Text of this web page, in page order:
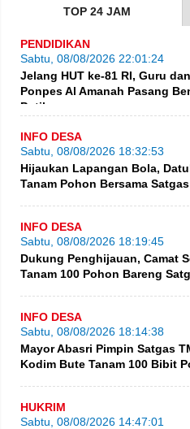
TOP 24 JAM
PENDIDIKAN
Sabtu, 08/08/2026 22:01:24
Jelang HUT ke-81 RI, Guru
Ponpes Al Amanah Pasang
Putih
INFO DESA
Sabtu, 08/08/2026 18:32:53
Hijaukan Lapangan Bola,
Tanam Pohon Bersama
INFO DESA
Sabtu, 08/08/2026 18:19:45
Dukung Penghijauan, Camat
Tanam 100 Pohon Bareng
INFO DESA
Sabtu, 08/08/2026 18:14:38
Mayor Abasri Pimpin Satgas
Kodim Bute Tanam 100 Bibit
HUKRIM
Sabtu, 08/08/2026 14:47:01